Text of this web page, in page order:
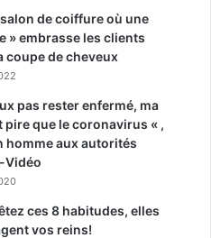
de coiffure où une
» embrasse les clients
coupe de cheveux
pas rester enfermé, ma
pire que le coronavirus « ,
homme aux autorités
Vidéo
ces 8 habitudes, elles
vos reins!